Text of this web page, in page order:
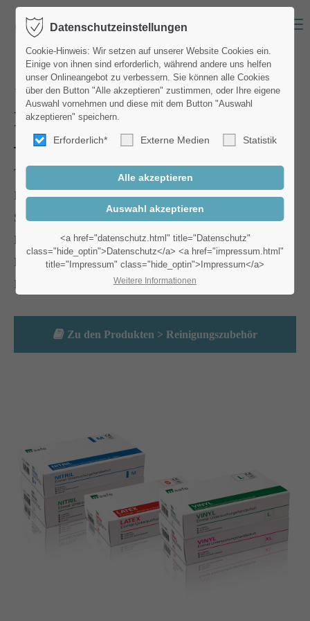
Login
Benutzername
Passwort
Register|Lost your password?
Lorem ipsum dolor sit amet:
We offer support for our customers
Mon - Fri 8:00am - 5:00pm
(GMT +1)
Get in touch
Was man sonst noch zu braucht
Reinigungszubehör
Tücher
Bodentücher
Schwämme
Besen und
Bürsten
Handschuhe
Zu den Produkten > Reinigungszubehör
Datenschutzeinstellungen
Cookie-Hinweis: Wir setzen auf unserer Website Cookies ein.
Einige von ihnen sind erforderlich, während andere uns helfen
unser Onlineangebot zu verbessern. Sie können alle Cookies
über den Button "Alle akzeptieren" zustimmen, oder Ihre eigene
Auswahl vornehmen und diese mit dem Button "Auswahl
akzeptieren" speichern.
Erforderlich* Externe Medien Statistik
<a href="datenschutz.html" title="Datenschutz"
class="hide_optin">Datenschutz</a> <a href="impressum.html"
title="Impressum" class="hide_optin">Impressum</a>
Weitere Informationen